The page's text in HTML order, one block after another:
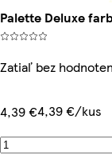
Palette Deluxe
Zatiaľ bez
4,39 €4,39 €/kus